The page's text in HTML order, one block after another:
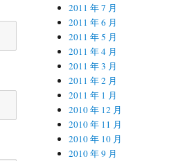
2011 年 7 月
2011 年 6 月
2011 年 5 月
2011 年 4 月
2011 年 3 月
2011 年 2 月
2011 年 1 月
2010 年 12 月
2010 年 11 月
2010 年 10 月
2010 年 9 月